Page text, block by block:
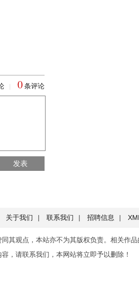
0条评论
发表
回到首页
关于我们 | 联系我们 | 招聘信息 |
其观点，本站亦不为其版权负责。相关作
，请联系我们，本网站将立即予以删除！